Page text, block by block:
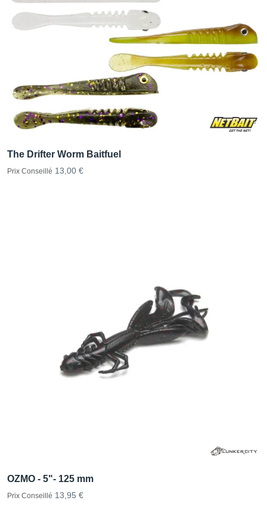
The Drifter Worm Baitfuel
Prix Conseillé 13,00 €
OZMO - 5"- 125 mm
Prix Conseillé 13,95 €